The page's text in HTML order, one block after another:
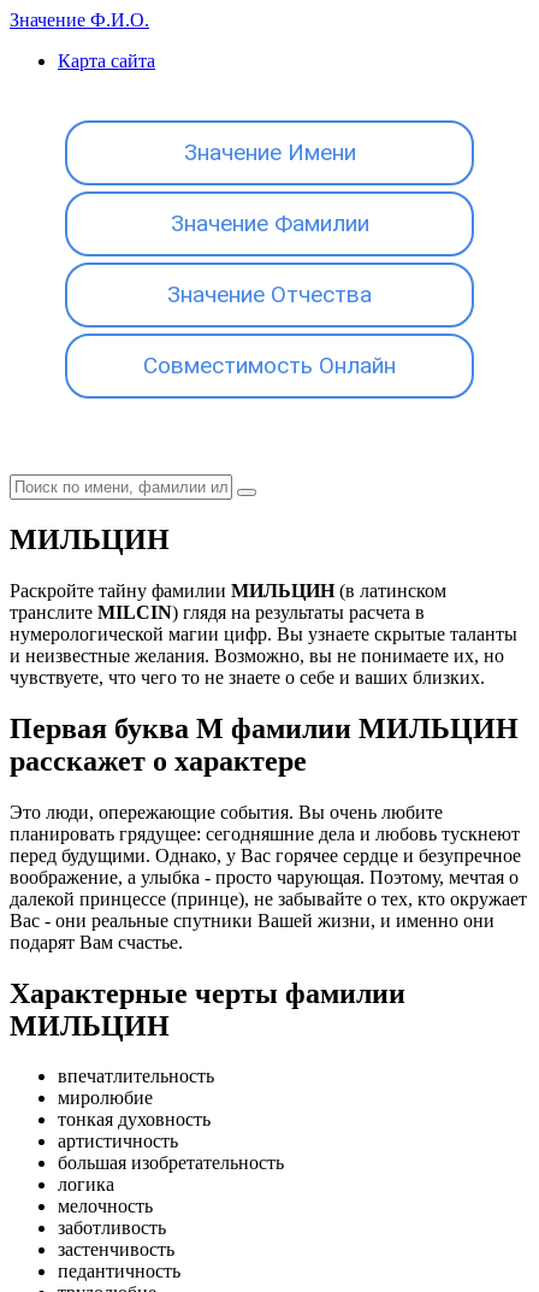
Значение Ф.И.О.
Карта сайта
Значение Имени
Значение Фамилии
Значение Отчества
Совместимость Онлайн
МИЛЬЦИН
Раскройте тайну фамилии МИЛЬЦИН(в латинском
транслите MILCIN) глядя на результаты расчета в
нумерологической магии цифр. Вы узнаете скрытые таланты
и неизвестные желания. Возможно, вы не понимаете их, но
чувствуете, что чего то не знаете о себе и ваших близких.
Первая буква М фамилии МИЛЬЦИН
расскажет о характере
Это люди, опережающие события. Вы очень любите
планировать грядущее: сегодняшние дела и любовь тускнеют
перед будущими. Однако, у Вас горячее сердце и безупречное
воображение, а улыбка - просто чарующая. Поэтому, мечтая о
далекой принцессе (принце), не забывайте о тех, кто окружает
Вас - они реальные спутники Вашей жизни, и именно они
подарят Вам счастье.
Характерные черты фамилии
МИЛЬЦИН
впечатлительность
миролюбие
тонкая духовность
артистичность
большая изобретательность
логика
мелочность
заботливость
застенчивость
педантичность